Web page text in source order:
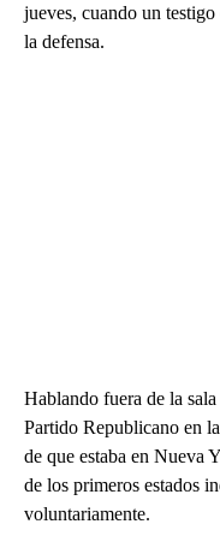
jueves, cuando un
la defensa.
Hablando fuera de la
Partido Republicano en
de que estaba en Nueva
de los primeros estados
voluntariamente.